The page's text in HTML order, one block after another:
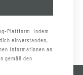
Plattform. Indem
einverstanden,
Informationen an
gemäß den